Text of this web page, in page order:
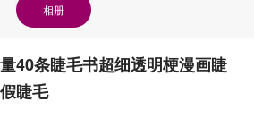
相册
40条睫毛书超细透明梗漫画睫
睫毛